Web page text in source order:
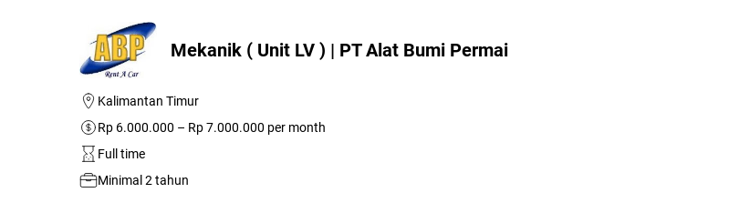
Mekanik ( Unit LV ) | PT Alat Bumi Permai
Kalimantan Timur
Rp 6.000.000 – Rp 7.000.000 per month
Full time
Minimal 2 tahun